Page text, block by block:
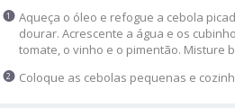
Aqueça o óleo e refogue a cebola
dourar. Acrescente a água e os
tomate, o vinho e o pimentão. Misture
Coloque as cebolas pequenas e